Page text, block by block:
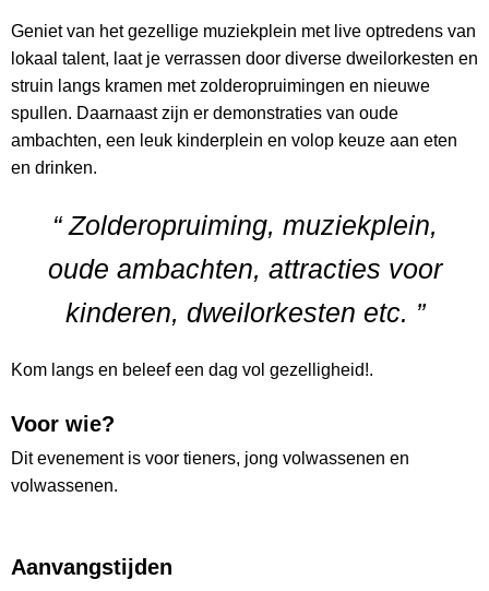
Geniet van het gezellige muziekplein met live optredens van
lokaal talent, laat je verrassen door diverse dweilorkesten en
struin langs kramen met zolderopruimingen en nieuwe
spullen. Daarnaast zijn er demonstraties van oude
ambachten, een leuk kinderplein en volop keuze aan eten
en drinken.
“ Zolderopruiming, muziekplein,
oude ambachten, attracties voor
kinderen, dweilorkesten etc. ”
Kom langs en beleef een dag vol gezelligheid!.
Voor wie?
Dit evenement is voor tieners, jong volwassenen en
volwassenen.
Aanvangstijden